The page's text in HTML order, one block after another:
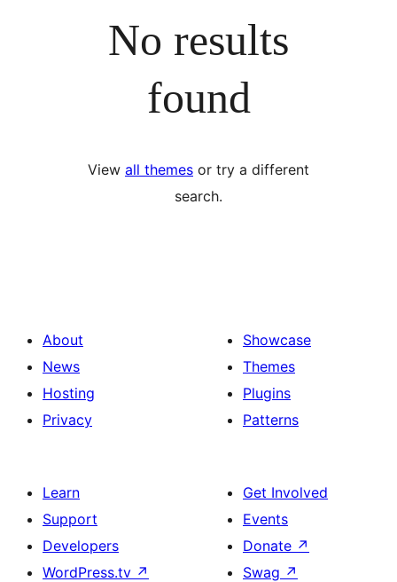
No results
found
View all themes or try a different
search.
About
News
Hosting
Privacy
Showcase
Themes
Plugins
Patterns
Learn
Support
Developers
WordPress.tv ↗
Get Involved
Events
Donate ↗
Swag ↗